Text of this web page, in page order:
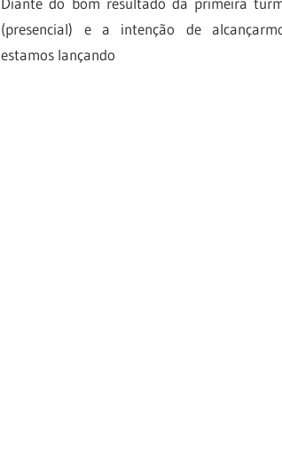
(presencial) e a intenção de
estamos lançando